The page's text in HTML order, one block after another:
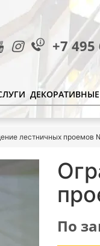
+7 495
лестничных проемов
По